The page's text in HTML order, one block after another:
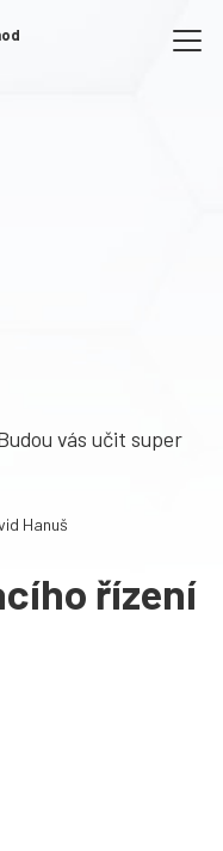
vás učit super
Hanuš
řízení